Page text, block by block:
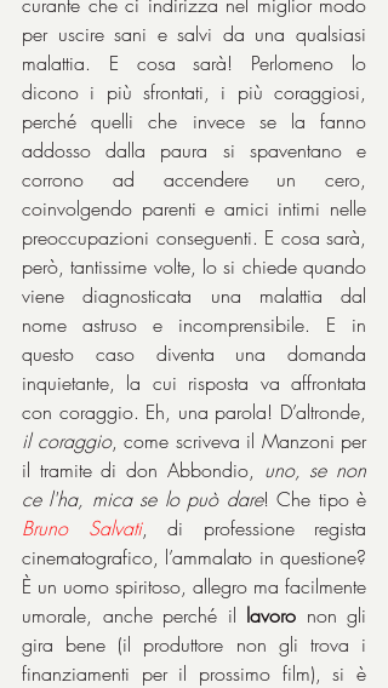
per uscire sani e salvi da una qualsiasi
malattia. E cosa sarà! Perlomeno lo
dicono i più sfrontati, i più coraggiosi,
perché quelli che invece se la fanno
addosso dalla paura si spaventano e
corrono ad accendere un cero,
coinvolgendo parenti e amici intimi nelle
preoccupazioni conseguenti. E cosa sarà,
però, tantissime volte, lo si chiede quando
viene diagnosticata una malattia dal
nome astruso e incomprensibile. E in
questo caso diventa una domanda
inquietante, la cui risposta va affrontata
il coraggio, come scriveva il Manzoni per
il tramite di don Abbondio, uno, se non
ce l'ha, mica se lo può dare
Bruno Salvati, di professione regista
cinematografico, l’ammalato in questione?
È un uomo spiritoso, allegro ma facilmente
umorale, anche perché il lavoro non gli
gira bene (il produttore non gli trova i